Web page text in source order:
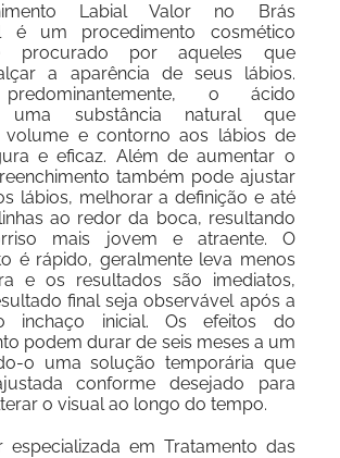
Labial Valor no Brás
é um procedimento cosmético
procurado por aqueles que
a aparência de seus lábios.
o ácido
uma substância natural que
volume e contorno aos lábios de
e eficaz. Além de aumentar o
também pode ajustar
lábios, melhorar a definição e até
ao redor da boca, resultando
mais jovem e atraente. O
é rápido, geralmente leva menos
e os resultados são imediatos,
final seja observável após a
inchaço inicial. Os efeitos do
podem durar de seis meses a um
o uma solução temporária que
conforme desejado para
o visual ao longo do tempo.
especializada em Tratamento das